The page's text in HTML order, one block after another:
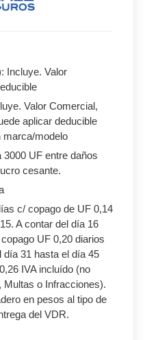
Incluye. Valor
Valor Comercial,
aplicar deducible
marca/modelo
UF entre daños
cesante.
c/ copago de UF 0,14
A contar del día 16
UF 0,20 diarios
día 31 hasta el día 45
IVA incluído (no
Multas o Infracciones).
en pesos al tipo de
del VDR.